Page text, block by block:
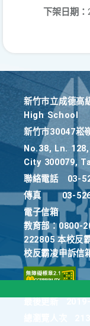
下架日期：
新竹巿立成德
High School
新竹巿30047崧
No.38, Ln.
City 300079,
聯絡電話
03-
傳真
03-
電子信箱
教育部：0800-
222805 本校反
校反霸凌申訴